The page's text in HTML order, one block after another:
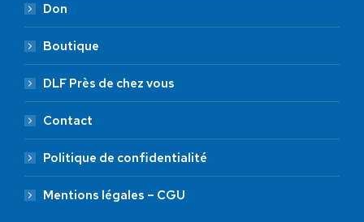
Don
Boutique
DLF Près de chez vous
Contact
Politique de confidentialité
Mentions légales – CGU